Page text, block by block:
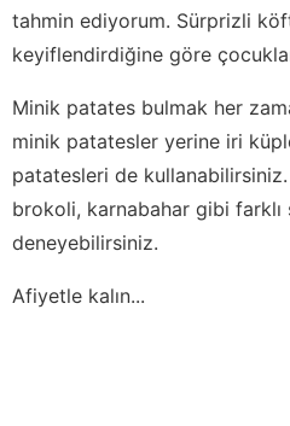
tahmin ediyorum. Sürprizli
keyiflendirdiğine göre
Minik patates bulmak her
minik patatesler yerine iri
patatesleri de
brokoli, karnabahar gibi farklı
deneyebilirsiniz.
Afiyetle kalın...